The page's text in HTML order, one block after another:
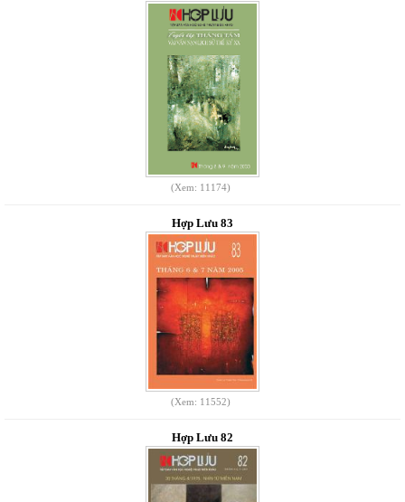
(Xem: 11174)
Hợp Lưu 83
(Xem: 11552)
Hợp Lưu 82